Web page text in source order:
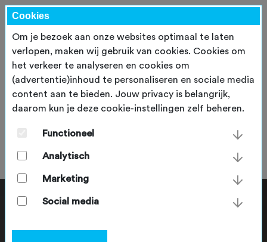
Karsten Tuitert
zondag 28 mei 2023
Cookies
Om je bezoek aan onze websites optimaal te laten
verlopen, maken wij gebruik van cookies. Cookies om
het verkeer te analyseren en cookies om
(advertentie)inhoud te personaliseren en sociale media
content aan te bieden. Jouw privacy is belangrijk,
daarom kun je deze cookie-instellingen zelf beheren.
Functioneel
Analytisch
Marketing
Social media